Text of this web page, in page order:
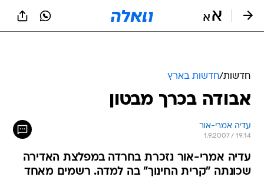
חדשות/חדשות בארץ
אבודה בכרך מבטון
עדיה אמרי-אור
1.9.2007 / 19:14
עדיה אמרי-אור נזכרת בחרדה במפלצת האדירה
שכונתה "קרית החינוך" בה למדה. רשמים מאחד